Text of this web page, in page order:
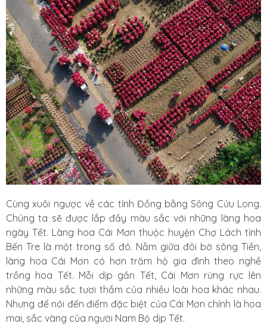
Cùng xuôi ngược về các tỉnh Đồng bằng Sông Cửu Long.
Chúng ta sẽ được lắp đầy màu sắc với những làng hoa
ngày Tết. Làng hoa Cái Mơn thuộc huyện Chợ Lách tỉnh
Bến Tre là một trong số đó. Nằm giữa đôi bờ sông Tiền,
làng hoa Cái Mơn có hơn trăm hộ gia đình theo nghề
trồng hoa Tết. Mỗi dịp gần Tết, Cái Mơn rừng rực lên
những màu sắc tươi thắm của nhiều loài hoa khác nhau.
Nhưng để nói đến điểm đặc biệt của Cái Mơn chính là hoa
mai, sắc vàng của người Nam Bộ dịp Tết.